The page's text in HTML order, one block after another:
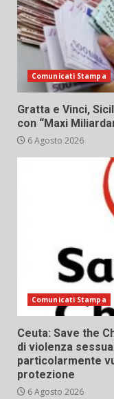
Comunicati Stampa
Gratta e Vinci,
con “Maxi
6 Agosto 2026
Comunicati Stampa
Ceuta: Save the
di violenza
particolarmente
protezione
6 Agosto 2026